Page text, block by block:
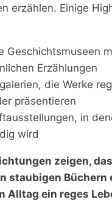
erzählen. Einige
Geschichtsmuseen
Erzählungen
die Werke
präsentieren
in
wird
zeigen,
staubigen Büchern
Alltag ein reges